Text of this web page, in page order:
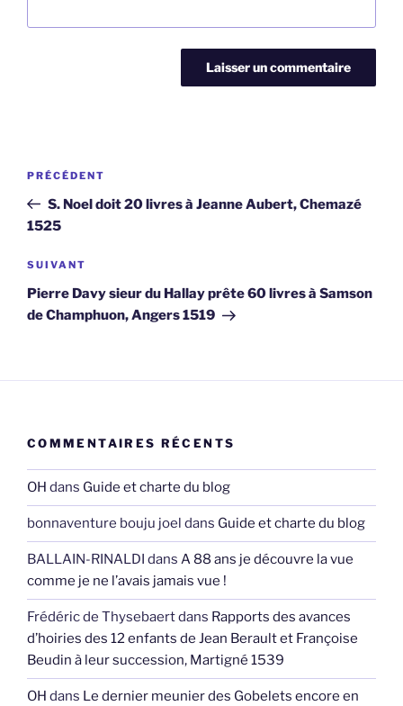
Navigation
l’article
Article
précédent
PRÉCÉDENT
S. Noel doit 20 livres à Jeanne Aubert, Chemazé
1525
Article
suivant
SUIVANT
Pierre Davy sieur du Hallay prête 60 livres à Samson
de Champhuon, Angers 1519
COMMENTAIRES RÉCENTS
OH dans Guide et charte du blog
bonnaventure bouju joel dans Guide et charte du blog
BALLAIN-RINALDI dans A 88 ans je découvre la vue
comme je ne l’avais jamais vue !
Frédéric de Thysebaertdans Rapports des avances
d’hoiries des 12 enfants de Jean Berault et Françoise
Beudin à leur succession, Martigné 1539
OH dans Le dernier meunier des Gobelets encore en